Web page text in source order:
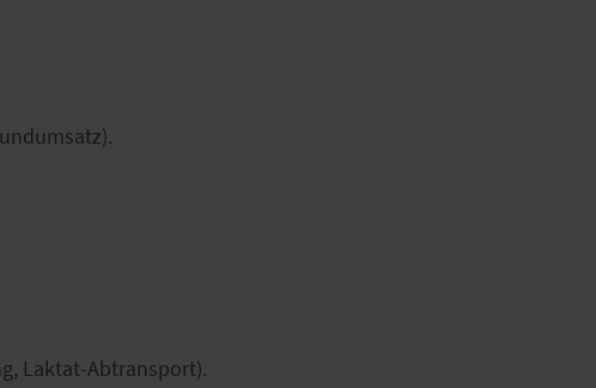
Laktat-Abtransport).